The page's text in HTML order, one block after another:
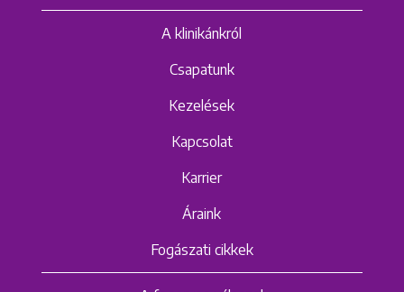
A klinikánkról
Csapatunk
Kezelések
Kapcsolat
Karrier
Áraink
Fogászati cikkek